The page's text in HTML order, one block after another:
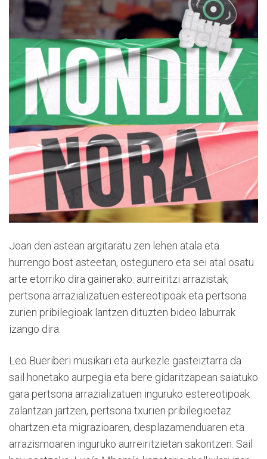
Joan den astean argitaratu zen lehen atala eta
hurrengo bost asteetan, ostegunero eta sei atal osatu
arte etorriko dira gainerako: aurreiritzi arrazistak,
pertsona arrazializatuen estereotipoak eta pertsona
zurien pribilegioak lantzen dituzten bideo laburrak
izango dira.
Leo Bueriberi musikari eta aurkezle gasteiztarra da
sail honetako aurpegia eta bere gidaritzapean saiatuko
gara pertsona arrazializatuen inguruko estereotipoak
zalantzan jartzen, pertsona txurien pribilegioetaz
ohartzen eta migrazioaren, desplazamenduaren eta
arrazismoaren inguruko aurreiritzietan sakontzen. Sail